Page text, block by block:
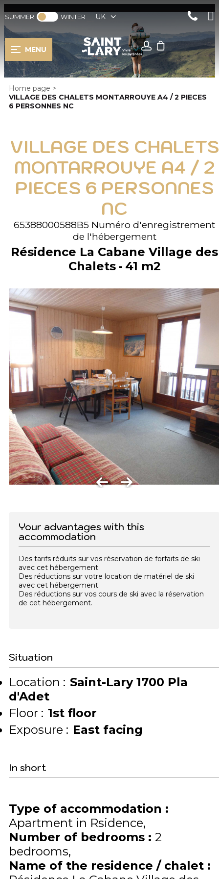
SUMMER WINTER UK
MENU
Home page >
VILLAGE DES CHALETS MONTARROUYE A4 / 2 PIECES
6 PERSONNES NC
VILLAGE DES CHALETS
MONTARROUYE A4 / 2
PIECES 6 PERSONNES
NC
65388000588B5 Numéro d'enregistrement
de l'hébergement
Résidence La Cabane Village des
Chalets
41 m2
Your advantages with this
accommodation
Des tarifs réduits sur vos réservation de forfaits de ski
avec cet hébergement.
Des réductions sur votre location de matériel de ski
avec cet hébergement.
Des réductions sur vos cours de ski avec la réservation
de cet hébergement.
Situation
Location : Saint-Lary 1700 Pla
d'Adet
Floor : 1st floor
Exposure : East facing
In short
Type of accommodation :
Apartment in Rsidence
Number of bedrooms : 2
bedrooms
Name of the residence / chalet :